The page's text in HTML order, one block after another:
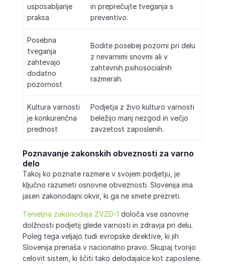
usposabljanje
praksa
in preprečujte tveganja s
preventivo.
Posebna
tveganja
zahtevajo
dodatno
pozornost
Bodite posebej pozorni pri delu
z nevarnimi snovmi ali v
zahtevnih psihosocialnih
razmerah.
Kultura varnosti
je konkurenčna
prednost
Podjetja z živo kulturo varnosti
beležijo manj nezgod in večjo
zavzetost zaposlenih.
Poznavanje zakonskih obveznosti za varno
delo
Takoj ko poznate razmere v svojem podjetju, je
ključno razumeti osnovne obveznosti. Slovenija ima
jasen zakonodajni okvir, ki ga ne smete prezreti.
Temeljna zakonodaja ZVZD-1 določa vse osnovne
dolžnosti podjetij glede varnosti in zdravja pri delu.
Poleg tega veljajo tudi evropske direktive, ki jih
Slovenija prenaša v nacionalno pravo. Skupaj tvorijo
celovit sistem, ki ščiti tako delodajalce kot zaposlene.